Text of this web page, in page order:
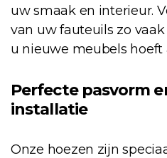
uw smaak en interieur.
van uw fauteuils zo
u nieuwe meubels hoeft
Perfecte pasvorm
installatie
Onze hoezen zijn